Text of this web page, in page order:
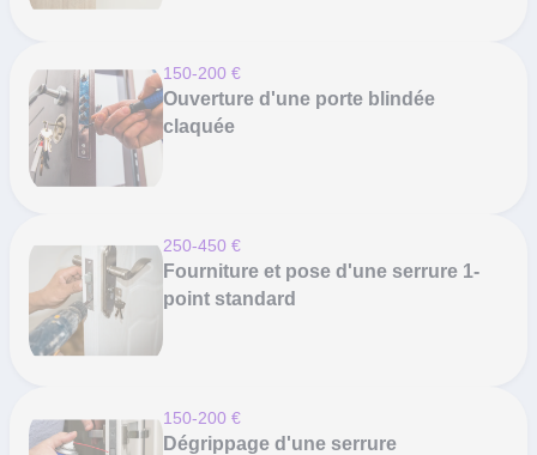
150-200 €
Ouverture d'une porte blindée
claquée
250-450 €
Fourniture et pose d'une serrure 1-
point standard
150-200 €
Dégrippage d'une serrure